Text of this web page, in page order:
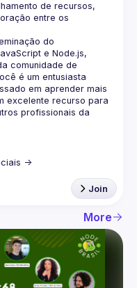
de recursos,
entre os
do
e Node.js,
comunidade de
é um entusiasta
em aprender mais
excelente recurso para
profissionais da
Join
More